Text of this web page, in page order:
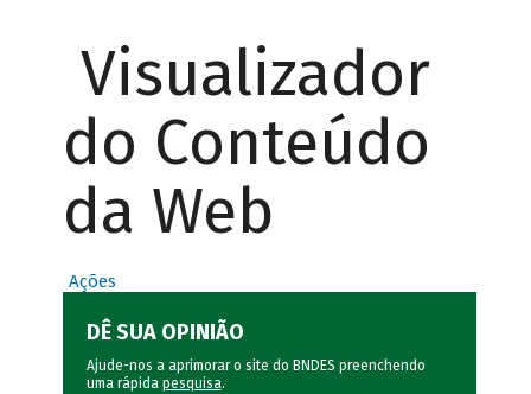
Visualizador
do Conteúdo
da Web
Ações
DÊ SUA OPINIÃO
Ajude-nos a aprimorar o site do BNDES preenchendo
uma rápida pesquisa.